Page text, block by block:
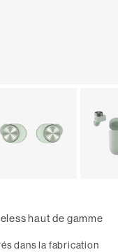
haut de gamme
dans la fabrication